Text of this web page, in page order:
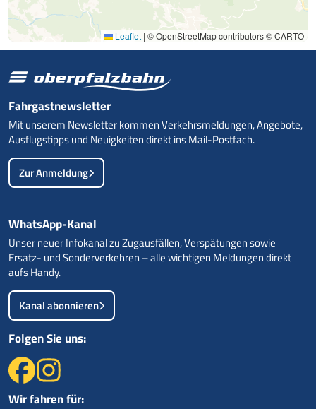
Leaflet | © OpenStreetMap contributors © CARTO
Fahrgastnewsletter
Mit unserem Newsletter kommen Verkehrsmeldungen, Angebote,
Ausflugstipps und Neuigkeiten direkt ins Mail-Postfach.
Zur Anmeldung
WhatsApp-Kanal
Unser neuer Infokanal zu Zugausfällen, Verspätungen sowie
Ersatz- und Sonderverkehren – alle wichtigen Meldungen direkt
aufs Handy.
Kanal abonnieren
Folgen Sie uns:
Wir fahren für: